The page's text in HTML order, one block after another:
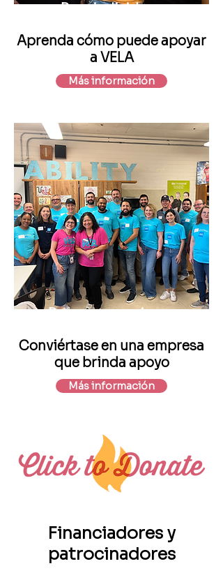
Para individuos
Aprenda cómo puede apoyar
a VELA
Más información
Para corporaciones
Conviértase en una empresa
que brinda apoyo
Más información
Financiadores y
patrocinadores